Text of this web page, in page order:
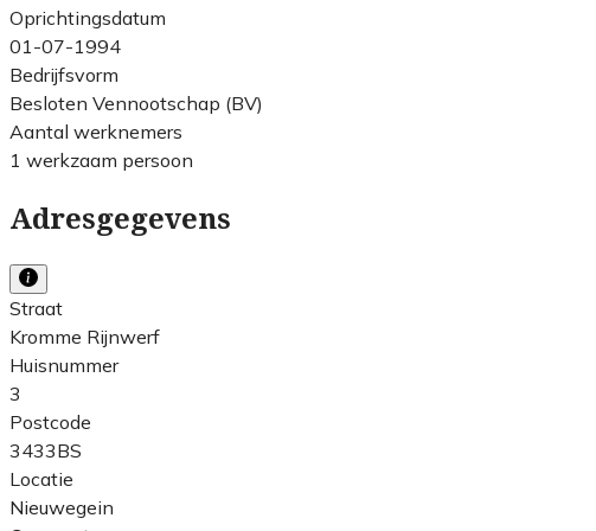
Oprichtingsdatum
01-07-1994
Bedrijfsvorm
Besloten Vennootschap (BV)
Aantal werknemers
1 werkzaam persoon
Adresgegevens
Straat
Kromme Rijnwerf
Huisnummer
3
Postcode
3433BS
Locatie
Nieuwegein